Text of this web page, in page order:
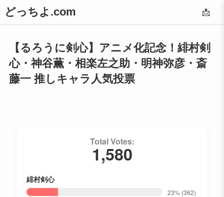
どっちよ.com 📩
【るろうに剣心】アニメ化記念！緋村剣
心・神谷薫・相楽左之助・明神弥彦・斎
藤一 推しキャラ人気投票
Total Votes:
1,580
緋村剣心
23% (362)